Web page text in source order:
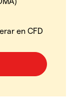
en CFD